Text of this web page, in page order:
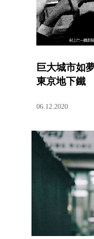
巨大城市如
東京地下鐵
06.12.2020